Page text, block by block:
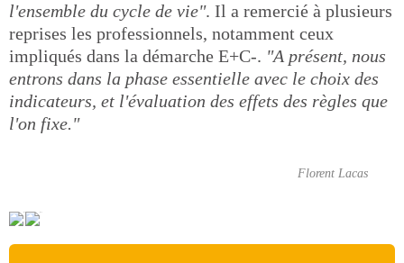
l'ensemble du cycle de vie". Il a remercié à plusieurs
reprises les professionnels, notamment ceux
impliqués dans la démarche E+C-. "A présent, nous
entrons dans la phase essentielle avec le choix des
indicateurs, et l'évaluation des effets des règles que
l'on fixe."
Florent Lacas